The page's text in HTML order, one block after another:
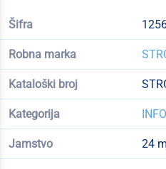
Šifra
Robna marka
Kataloški broj
Kategorija
Jamstvo 24